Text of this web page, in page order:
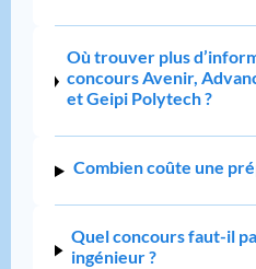
Où trouver plus
concours Avenir,
et Geipi Polytech ?
Combien coûte une
Quel concours faut-il
ingénieur ?